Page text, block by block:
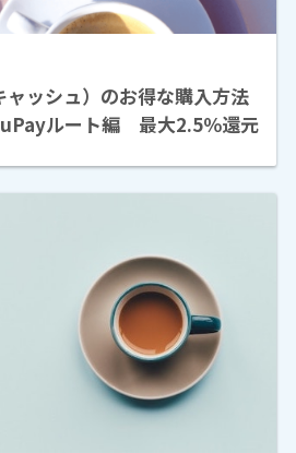
ッシュ）のお得な購入方法
ルート編 最大2.5％還元